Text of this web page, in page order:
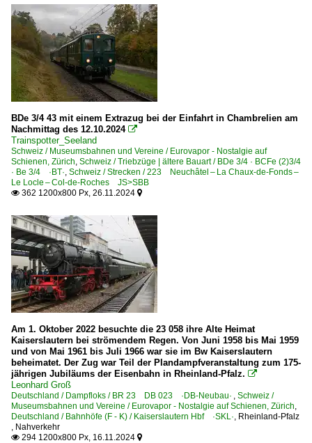
BDe 3/4 43 mit einem Extrazug bei der Einfahrt in Chambrelien am
Nachmittag des 12.10.2024 
Trainspotter_Seeland
Schweiz / Museumsbahnen und Vereine / Eurovapor - Nostalgie auf
Schienen, Zürich, Schweiz / Triebzüge | ältere Bauart / BDe 3/4 · BCFe (2)3/4
· Be 3/4 ·BT·, Schweiz / Strecken / 223 Neuchâtel – La Chaux-de-Fonds –
Le Locle – Col-de-Roches JS>SBB
 362 1200x800 Px, 26.11.2024 
Am 1. Oktober 2022 besuchte die 23 058 ihre Alte Heimat
Kaiserslautern bei strömendem Regen. Von Juni 1958 bis Mai 1959
und von Mai 1961 bis Juli 1966 war sie im Bw Kaiserslautern
beheimatet. Der Zug war Teil der Plandampfveranstaltung zum 175-
jährigen Jubiläums der Eisenbahn in Rheinland-Pfalz. 
Leonhard Groß
Deutschland / Dampfloks / BR 23 DB 023 ·DB-Neubau· , Schweiz /
Museumsbahnen und Vereine / Eurovapor - Nostalgie auf Schienen, Zürich,
Deutschland / Bahnhöfe (F - K) / Kaiserslautern Hbf ·SKL·, Rheinland-Pfalz
, Nahverkehr
 294 1200x800 Px, 16.11.2024 